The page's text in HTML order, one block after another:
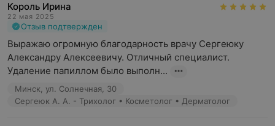
Король Ирина
22 мая 2025
Отзыв подтвержден
Выражаю огромную благодарность врачу Сергеюку
Александру Алексеевичу. Отличный специалист.
Удаление папиллом было выполн...
Минск, ул. Солнечная, 30
Сергеюк А. А. - Трихолог • Косметолог • Дерматолог